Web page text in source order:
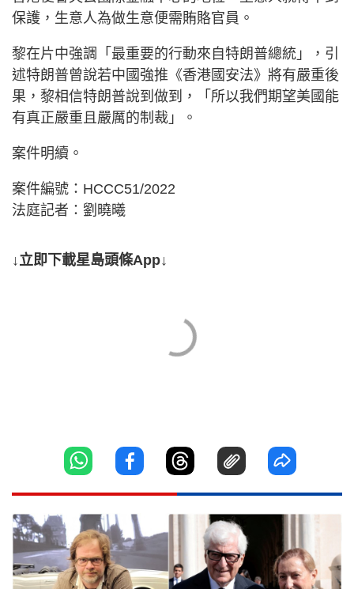
保護，生意人為做生意便需賄賂官員。
黎在片中強調「最重要的行動來自特朗普總統」，引
述特朗普曾說若中國強推《香港國安法》將有嚴重後
果，黎相信特朗普說到做到，「所以我們期望美國能
有真正嚴重且嚴厲的制裁」。
案件明續。
案件編號：HCCC51/2022
法庭記者：劉曉曦
↓立即下載星島頭條App↓